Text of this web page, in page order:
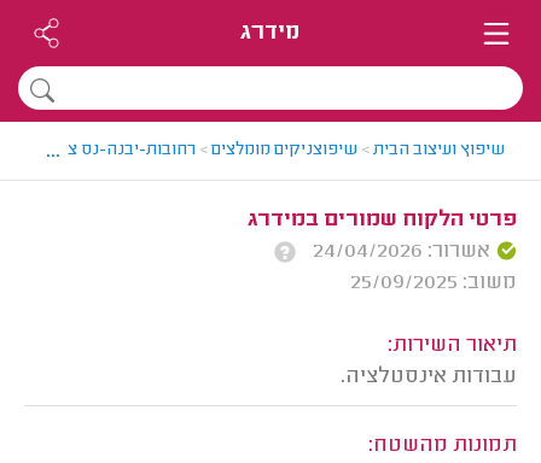
מידרג
שיפוץ ועיצוב הבית> שיפוצניקים מומלצים> רחובות-יבנה-נס ציונה >
...
פרטי הלקוח שמורים במידרג
אשרור: 24/04/2026
משוב: 25/09/2025
תיאור השירות:
עבודות אינסטלציה.
תמונות מהשטח: